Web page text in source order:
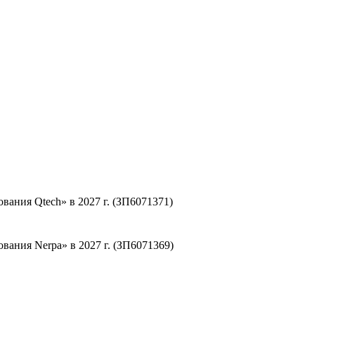
Qtech» в 2027 г. (ЗП6071371)
Nerpa» в 2027 г. (ЗП6071369)